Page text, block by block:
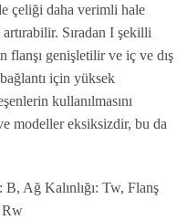
çeliği daha verimli hale
Sıradan I şekilli
genişletilir ve iç ve dış
için yüksek
kullanılmasını
modeller eksiksizdir, bu da
Ağ Kalınlığı: Tw, Flanş
Rw